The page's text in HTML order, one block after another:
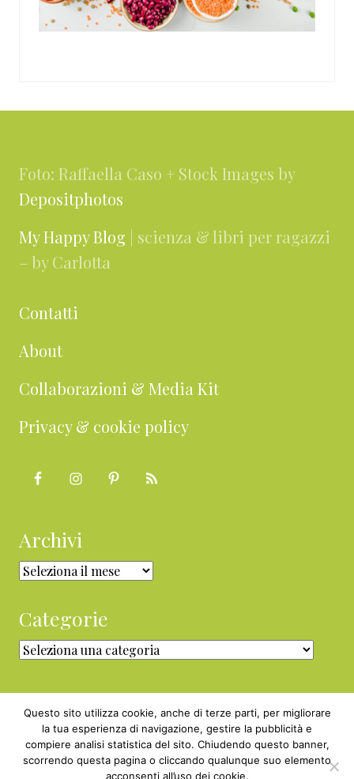
Foto: Raffaella Caso + Stock Images by
Depositphotos
My Happy Blog | scienza & libri per ragazzi
– by Carlotta
Contatti
About
Collaborazioni & Media Kit
Privacy & cookie policy
Archivi
Archivi
Categorie
Categorie
Copyright © 2010 - 2026 BabyGreen™ ·
Questo sito utilizza cookie, anche di terze parti, per migliorare
la tua esperienza di navigazione, gestire la pubblicità e
compiere analisi statistica del sito. Chiudendo questo banner,
scorrendo questa pagina o cliccando qualunque suo elemento
acconsenti all’uso dei cookie.